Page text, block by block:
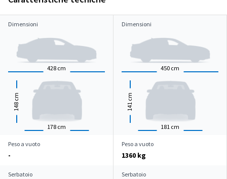
Dimensioni
428 cm
178 cm
148
cm
Dimensioni
450 cm
181 cm
141
cm
Peso a vuoto
-
Peso a vuoto
1360 kg
Serbatoio Serbatoio